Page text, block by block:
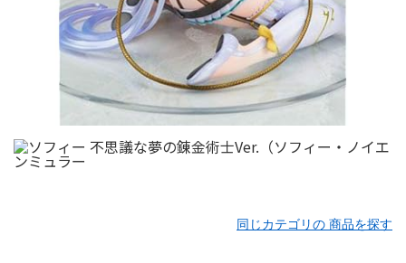
同じカテゴリの 商品を探す